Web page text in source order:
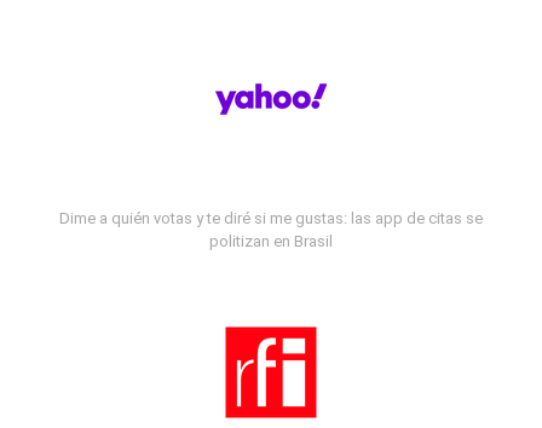
Dime a quién votas y te diré si me gustas: las app de citas se
politizan en Brasil